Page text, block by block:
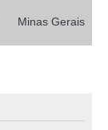
Minas Gerais